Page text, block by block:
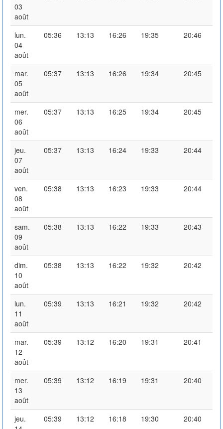
03
août
lun.
04
août
05:36 13:13 16:26 19:35 20:46
mar.
05
août
05:37 13:13 16:26 19:34 20:45
mer.
06
août
05:37 13:13 16:25 19:34 20:45
jeu.
07
août
05:37 13:13 16:24 19:33 20:44
ven.
08
août
05:38 13:13 16:23 19:33 20:44
sam.
09
août
05:38 13:13 16:22 19:33 20:43
dim.
10
août
05:38 13:13 16:22 19:32 20:42
lun.
11
août
05:39 13:13 16:21 19:32 20:42
mar.
12
août
05:39 13:12 16:20 19:31 20:41
mer.
13
août
05:39 13:12 16:19 19:31 20:40
jeu.
05:39 13:12 16:18 19:30 20:40